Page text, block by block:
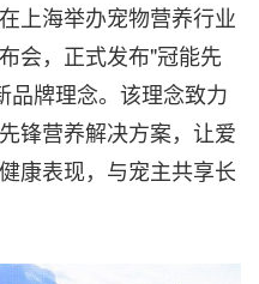
上海举办宠物营养行业
会，正式发布"冠能先
品牌理念。该理念致力
锋营养解决方案，让爱
康表现，与宠主共享长